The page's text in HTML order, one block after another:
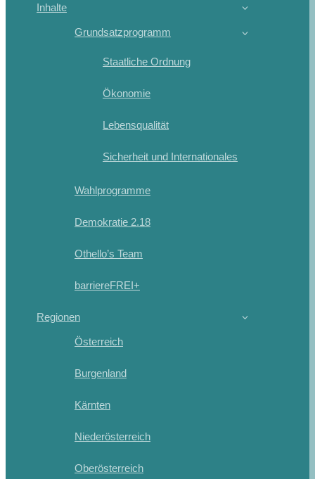
Inhalte
Grundsatzprogramm
Staatliche Ordnung
Ökonomie
Lebensqualität
Sicherheit und Internationales
Wahlprogramme
Demokratie 2.18
Othello’s Team
barriereFREI+
Regionen
Österreich
Burgenland
Kärnten
Niederösterreich
Oberösterreich